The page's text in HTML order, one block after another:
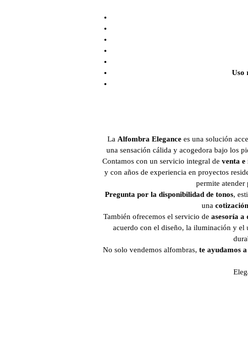
Uso
La Alfombra Elegance es una solución
una sensación cálida y acogedora bajo los
Contamos con un servicio integral de venta e
y con años de experiencia en proyectos
permite
Pregunta por la disponibilidad de tonos,
una
También ofrecemos el servicio de asesoría a
acuerdo con el diseño, la iluminación y el
No solo vendemos alfombras, te ayudamos